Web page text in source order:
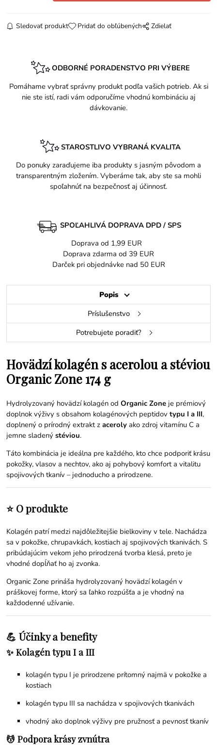
Sledovať produkt Pridať do obľúbených Zdielať
ODBORNÉ PORADENSTVO PRI VÝBERE
Pomáhame vybrať správny produkt podľa vašich potrieb. Ak si
nie ste istí, radi vám odporučíme vhodnú kombináciu aj
dávkovanie.
STAROSTLIVO VYBRANÁ KVALITA
Do ponuky zaraďujeme iba produkty s jasným pôvodom a
transparentným zložením. Vyberáme tak, aby ste sa mohli
spoľahnúť na bezpečnosť aj účinnosť.
SPOĽAHLIVÁ DOPRAVA DPD / SPS
Doprava od 1,99 EUR
Doprava zdarma od 39 EUR
Darček pri objednávke nad 50 EUR
Popis
Príslušenstvo
Potrebujete poradiť?
Hovädzí kolagén s acerolou a stéviou
Organic Zone 174 g
Hydrolyzovaný hovädzí kolagén odOrganic Zone je prémiový
doplnok výživy s obsahom kolagénových peptidovtypu I a III,
doplnený o prírodný extrakt zaceroly ako zdroj vitamínu C a
jemne sladenýstéviou.
Táto kombinácia je ideálna pre každého, kto chce podporiť krásu
pokožky, vlasov a nechtov, ako aj pohybový komfort a vitalitu
spojivových tkanív – jednoducho a prirodzene.
⭐ O produkte
Kolagén patrí medzi najdôležitejšie bielkoviny v tele. Nachádza
sa v pokožke, chrupavkách, kostiach aj spojivových tkanivách. S
pribúdajúcim vekom jeho prirodzená tvorba klesá, preto je
vhodné dopĺňať ho aj zvonka.
Organic Zone prináša hydrolyzovaný hovädzí kolagén v
práškovej forme, ktorý sa ľahko rozpúšťa a je vhodný na
každodenné užívanie.
💪 Účinky a benefity
✨ Kolagén typu I a III
kolagén typu I je prirodzene prítomný najmä v pokožke a
kostiach
kolagén typu III sa nachádza v spojivových tkanivách
vhodný ako doplnok výživy pre pružnosť a pevnosť tkanív
💆 Podpora krásy zvnútra